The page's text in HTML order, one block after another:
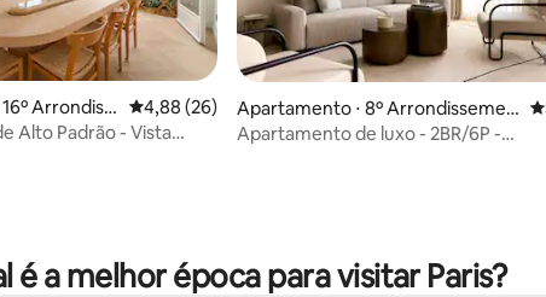
5, 158 avaliações
Arrondiss
4,88 de uma avaliação média de 5, 26 avaliações
4,88 (26)
Alto Padrão - Vista
Apartamento ⋅ 8º Arrondissemen
t
5
Apartamento de luxo - 2BR/6P -
é a melhor época para visitar Paris?